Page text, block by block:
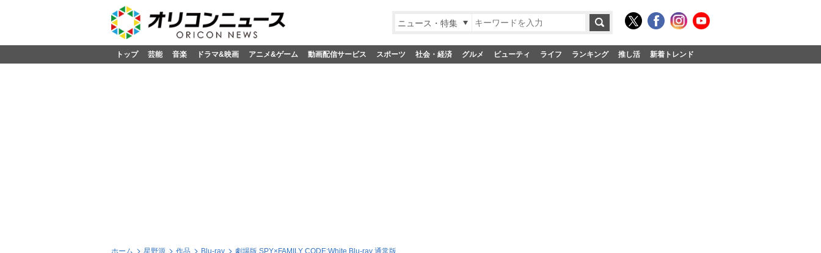
ニュース・特集
トップ 芸能 音楽 ドラマ&映画 アニメ&ゲーム 動画配信サービス スポーツ 社会・経済 グルメ ビューティ ライフ ランキング 推し活 新着トレンド
ホーム 星野源 作品 Blu-ray 劇場版 SPY×FAMILY CODE:White Blu-ray 通常版